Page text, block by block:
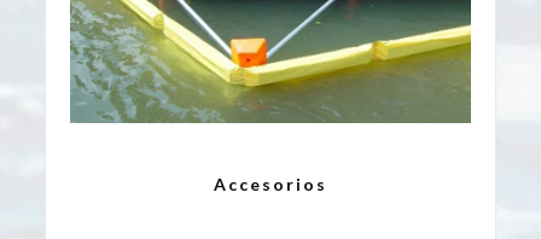
Accesorios